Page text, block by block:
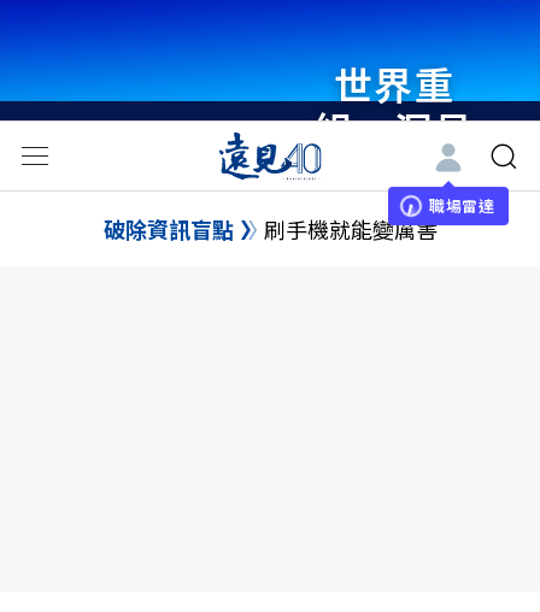
世界重
組・洞見
未來 與
世界領袖
職場雷達
破除資訊盲點 刷手機就能變厲害